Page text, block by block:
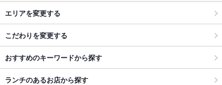
エリアを変更する
こだわりを変更する
おすすめのキーワードから探す
ランチのあるお店から探す